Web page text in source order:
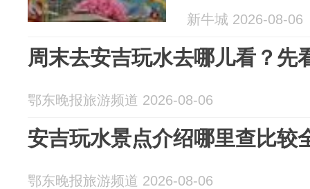
新牛城 2026-08-06
周末去安吉玩水去哪儿看？先
鄂东晚报旅游频道 2026-08-06
安吉玩水景点介绍哪里查比较
鄂东晚报旅游频道 2026-08-06